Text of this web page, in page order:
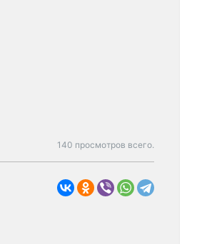
140 просмотров всего.